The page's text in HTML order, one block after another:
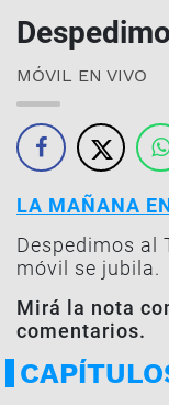
MÓVIL EN VIVO
LA MAÑANA
Despedimos al
móvil se jubila.
Mirá la nota
comentarios.